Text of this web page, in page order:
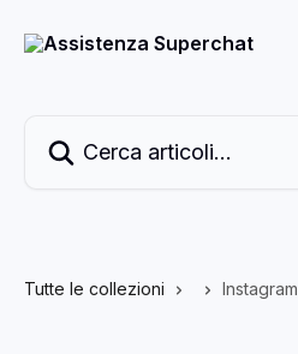
Tutte le collezioni Instagram